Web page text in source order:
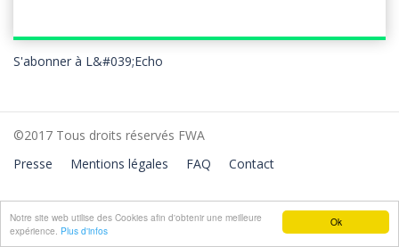
Ok
Notre site web utilise des Cookies afin d'obtenir une meilleure
expérience. Plus d'infos
S'abonner à L&#039;Echo
©2017 Tous droits réservés FWA
Presse
Mentions légales FAQ Contact